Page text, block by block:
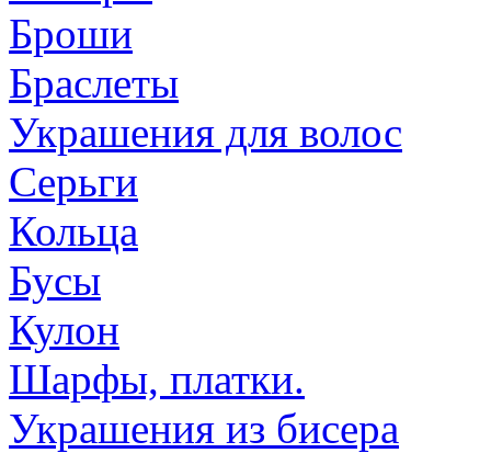
Броши
Браслеты
Украшения для волос
Серьги
Кольца
Бусы
Кулон
Шарфы, платки.
Украшения из бисера